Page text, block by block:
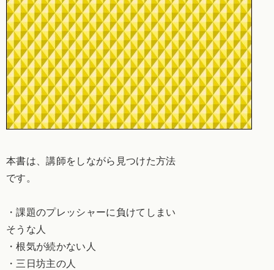
本書は、講師をしながら見つけた方法
です。
・課題のプレッシャーに負けてしまい
そうな人
・根気が続かない人
・三日坊主の人